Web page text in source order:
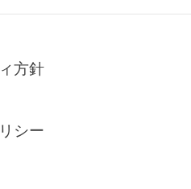
方針
シー